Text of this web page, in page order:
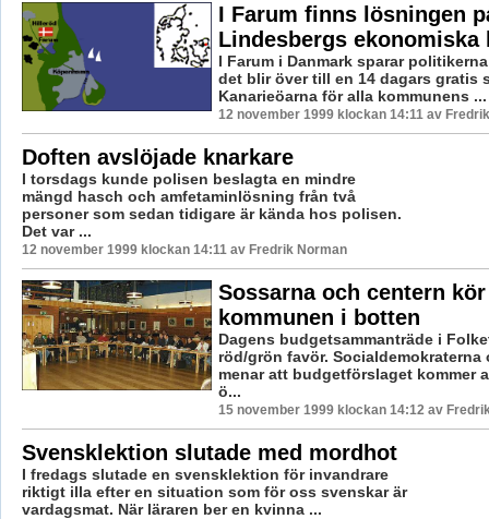
I Farum finns lösningen
Lindesbergs ekonomiska
I Farum i Danmark sparar
det blir över till en 14 dagars gratis
Kanarieöarna för alla kommunens ...
12 november 1999 klockan 14:11 av
Doften avslöjade knarkare
I torsdags kunde polisen beslagta en mindre
mängd hasch och amfetaminlösning från två
personer som sedan tidigare är kända hos polisen.
Det var ...
12 november 1999 klockan 14:11 av Fredrik Norman
Sossarna och centern kör
kommunen i botten
Dagens budgetsammanträde i
röd/grön favör. Socialdemokraterna
menar att budgetförslaget kommer
ö...
15 november 1999 klockan 14:12 av
Svensklektion slutade med mordhot
I fredags slutade en svensklektion för invandrare
riktigt illa efter en situation som för oss svenskar är
vardagsmat. När läraren ber en kvinna ...